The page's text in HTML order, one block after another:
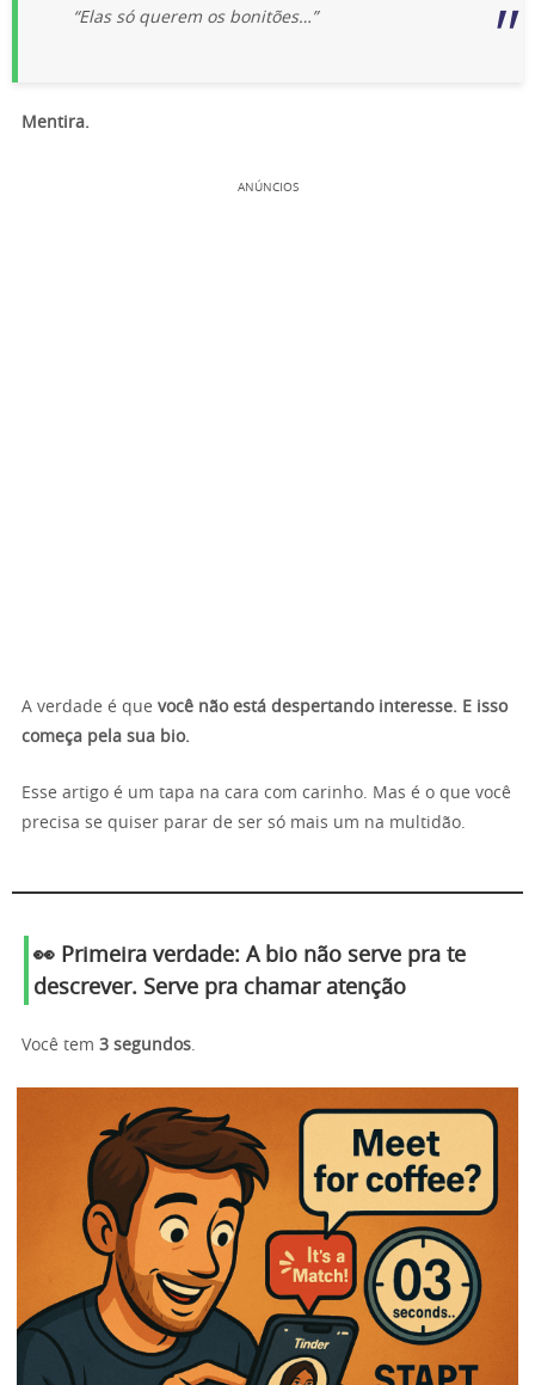
“Elas só querem os bonitões…”
Mentira.
ANÚNCIOS
A verdade é que você não está despertando interesse. E isso
começa pela sua bio.
Esse artigo é um tapa na cara com carinho. Mas é o que você
precisa se quiser parar de ser só mais um na multidão.
👀 Primeira verdade: A bio não serve pra te
descrever. Serve pra chamar atenção
Você tem 3 segundos.